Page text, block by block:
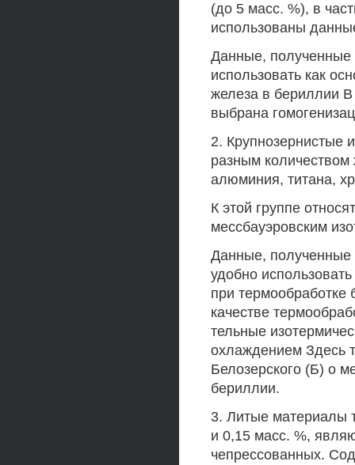
(до 5 масс. %), в
использованы
Данные, полученные
использовать как
железа в бериллии В
выбрана
2. Крупнозернистые
разным
алюминия, титана,
К этой группе
мессбауэровским
Данные, полученные
удобно
при термообработке
качестве
тельные
охлаждением Здесь
Белозерского (Б) о
бериллии.
3. Литые материалы
и 0,15 масс. %,
чепрессованных.